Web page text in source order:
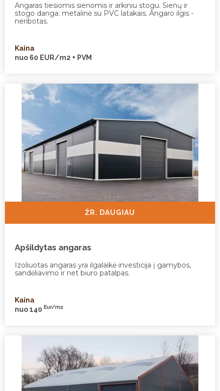
Angaras tiesiomis sienomis ir arkiniu stogu. Sienų ir
stogo danga: metalinė su PVC latakais. Angaro ilgis -
neribotas.
Kaina
nuo 60 EUR/m2 + PVM
ŽR. DAUGIAU
Apšildytas angaras
Izoliuotas angaras yra ilgalaikė investicija į gamybos,
sandėliavimo ir net biuro patalpas.
Kaina
nuo 140 Eur/m2